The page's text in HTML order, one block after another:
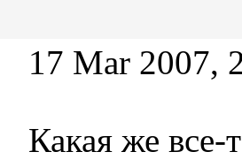
17 Mar 2007,
Какая же